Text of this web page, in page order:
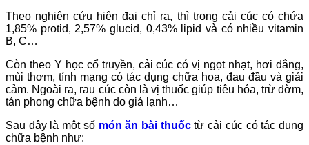
Theo nghiên cứu hiện đại chỉ ra, thì trong cải cúc có chứa
1,85% protid, 2,57% glucid, 0,43% lipid và có nhiều vitamin
B, C…
Còn theo Y học cổ truyền, cải cúc có vị ngọt nhạt, hơi đắng,
mùi thơm, tính mạng có tác dụng chữa hoa, đau đầu và giải
cảm. Ngoài ra, rau cúc còn là vị thuốc giúp tiêu hóa, trừ đờm,
tán phong chữa bệnh do giá lạnh…
Sau đây là một số món ăn bài thuốctừ cải cúc có tác dụng
chữa bệnh như: